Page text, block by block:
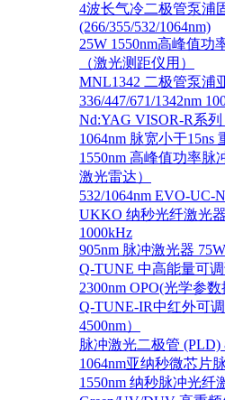
4波长气冷二极管泵浦
(266/355/532/1064nm)
25W 1550nm高峰值功
（激光测距仪用）
MNL1342 二极管泵浦
336/447/671/1342nm
Nd:YAG VISOR-R系
1064nm 脉宽小于15ns
1550nm 高峰值功率脉
激光雷达）
532/1064nm EVO-UC-
UKKO 纳秒光纤激光器
1000kHz
905nm 脉冲激光器
Q-TUNE 中高能量可
2300nm OPO(光学参
Q-TUNE-IR中红外可
4500nm）
脉冲激光二极管 (PLD)
1064nm亚纳秒微芯片
1550nm 纳秒脉冲光纤